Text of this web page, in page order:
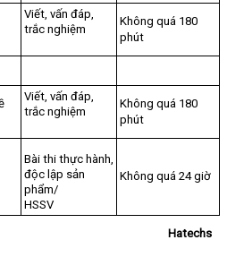
Viết, vấn đáp,
trắc nghiệm
Không quá 180
phút
Viết, vấn đáp,
trắc nghiệm
Không quá 180
phút
Bài thi thực hành,
độc lập sản
phẩm/
HSSV
Không quá 24 giờ
Hatechs